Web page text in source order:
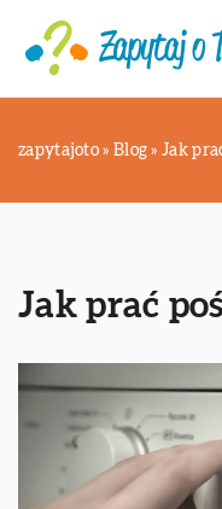
zapytajoto » Blog »Jak
Jak prać